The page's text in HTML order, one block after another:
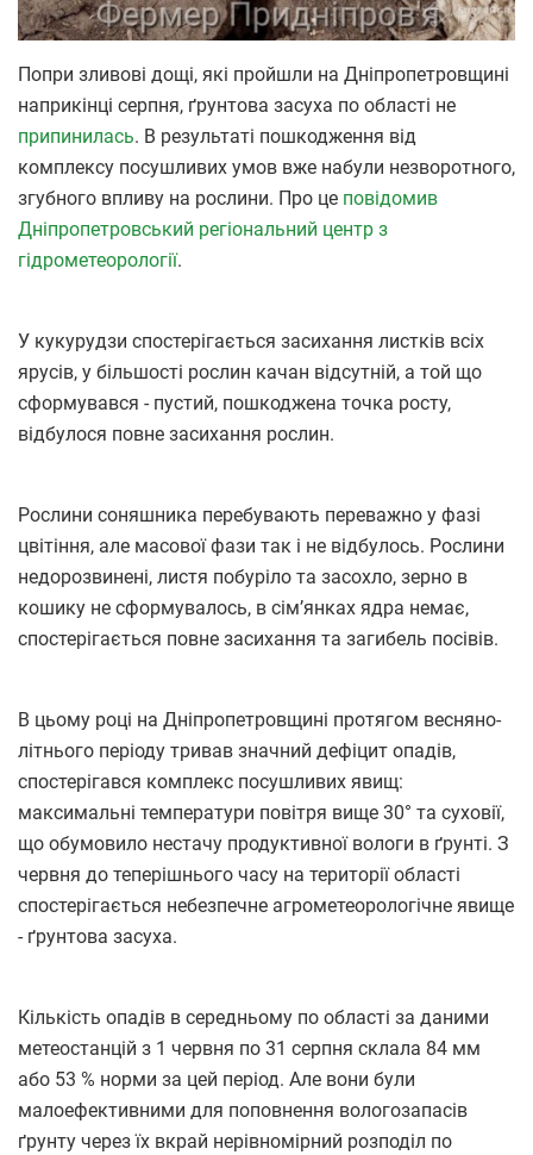
Попри зливові дощі, які пройшли на Дніпропетровщині
наприкінці серпня, ґрунтова засуха по області не
припинилась. В результаті пошкодження від
комплексу посушливих умов вже набули незворотного,
згубного впливу на рослини. Про це повідомив
Дніпропетровський регіональний центр з
гідрометеорології.
У кукурудзи спостерігається засихання листків всіх
ярусів, у більшості рослин качан відсутній, а той що
сформувався - пустий, пошкоджена точка росту,
відбулося повне засихання рослин.
Рослини соняшника перебувають переважно у фазі
цвітіння, але масової фази так і не відбулось. Рослини
недорозвинені, листя побуріло та засохло, зерно в
кошику не сформувалось, в сім’янках ядра немає,
спостерігається повне засихання та загибель посівів.
В цьому році на Дніпропетровщині протягом весняно-
літнього періоду тривав значний дефіцит опадів,
спостерігався комплекс посушливих явищ:
максимальні температури повітря вище 30° та суховії,
що обумовило нестачу продуктивної вологи в ґрунті. З
червня до теперішнього часу на території області
спостерігається небезпечне агрометеорологічне явище
- ґрунтова засуха.
Кількість опадів в середньому по області за даними
метеостанцій з 1 червня по 31 серпня склала 84 мм
або 53 % норми за цей період. Але вони були
малоефективними для поповнення вологозапасів
ґрунту через їх вкрай нерівномірний розподіл по